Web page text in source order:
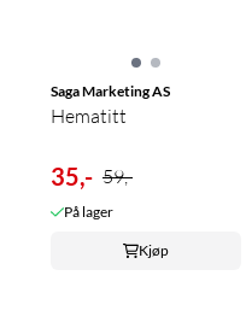
Saga Marketing AS
Hematitt
35,- 59,-
På lager
Kjøp